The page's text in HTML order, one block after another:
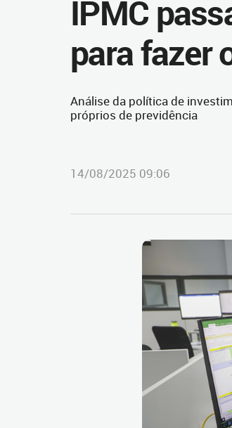
IPMC
para fazer
Análise da política de
próprios de previdência
14/08/2025 09:06